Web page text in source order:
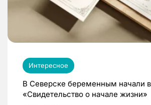
Интересное
В Северске беременным начали
«Свидетельство о начале жизни»